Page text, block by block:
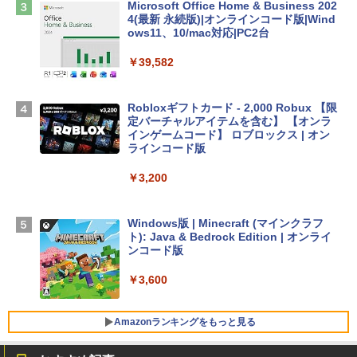
Apple 2026 MacBook Air M5チップ搭載
igence、13.6インチLiquid Retinaディ
ームカメラ、日本語キーボード、Touch I
D - シルバー
￥261,414
SSD インテル Core 5
￥129,800
Core i5/16GB/SSD 512GB/ホワイト) FM
VWK3E15W_AZ
Microsoft Office Home & Business 202
4(最新 永続版)|オンラインコード版|Wind
ows11、10/mac対応|PC2台
￥39,582
Robloxギフトカード - 2,000 Robux 【限
定バーチャルアイテムを含む】 【オンラ
インゲームコード】 ロブロックス | オン
ラインコード版
￥3,200
Windows版 | Minecraft (マインクラフ
ト): Java & Bedrock Edition | オンライ
ンコード版
￥3,600
Amazonランキングをもっと見る